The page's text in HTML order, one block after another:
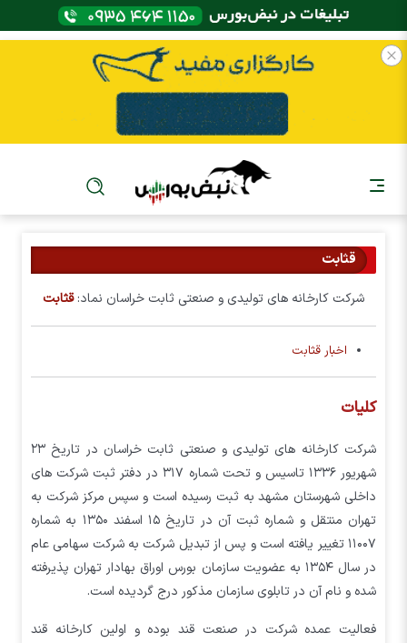
قثابت
شرکت کارخانه های تولیدی و صنعتی ثابت خراسان نماد:قثابت
اخبار قثابت
کلیات
شرکت کارخانه های تولیدی و صنعتی ثابت خراسان در تاریخ ۲۳
شهریور ۱۳۳۶ تاسیس و تحت شماره ۳۱۷ در دفتر ثبت شرکت های
داخلی شهرستان مشهد به ثبت رسیده است و سپس مرکز شرکت به
تهران منتقل و شماره ثبت آن در تاریخ ۱۵ اسفند ۱۳۵۰ به شماره
۱۱۰۰۷ تغییر یافته است و پس از تبدیل شرکت به شرکت سهامی عام
در سال ۱۳۵۴ به عضویت سازمان بورس اوراق بهادار تهران پذیرفته
شده و نام آن در تابلوی سازمان مذکور درج گردیده است.
فعالیت عمده شرکت در صنعت قند بوده و اولین کارخانه قند